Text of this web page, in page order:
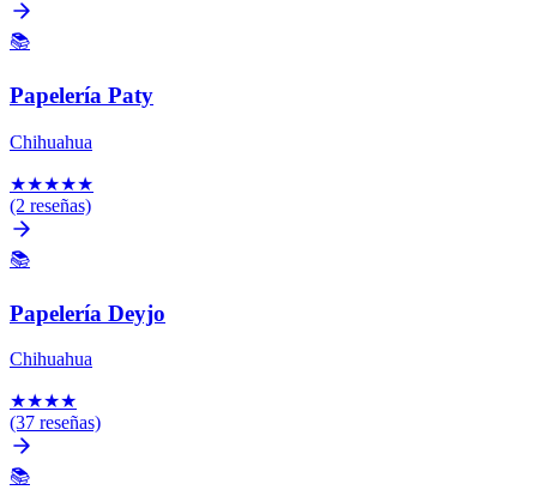
📚
Papelería Paty
Chihuahua
★★★★★
(2 reseñas)
📚
Papelería Deyjo
Chihuahua
★★★★
(37 reseñas)
📚